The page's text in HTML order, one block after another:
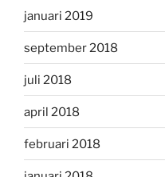
januari 2019
september 2018
juli 2018
april 2018
februari 2018